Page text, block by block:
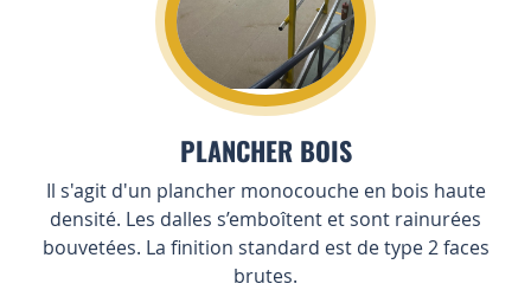
PLANCHER BOIS
Il s'agit d'un plancher monocouche en bois haute
densité. Les dalles s’emboîtent et sont rainurées
bouvetées. La finition standard est de type 2 faces
brutes.